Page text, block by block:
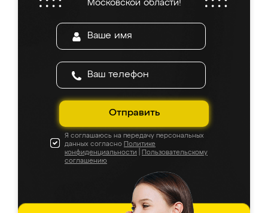
Московской области!
Отправить
Я соглашаюсь на передачу персональных
данных согласно Политике
конфиденциальности
Пользовательскому
соглашению